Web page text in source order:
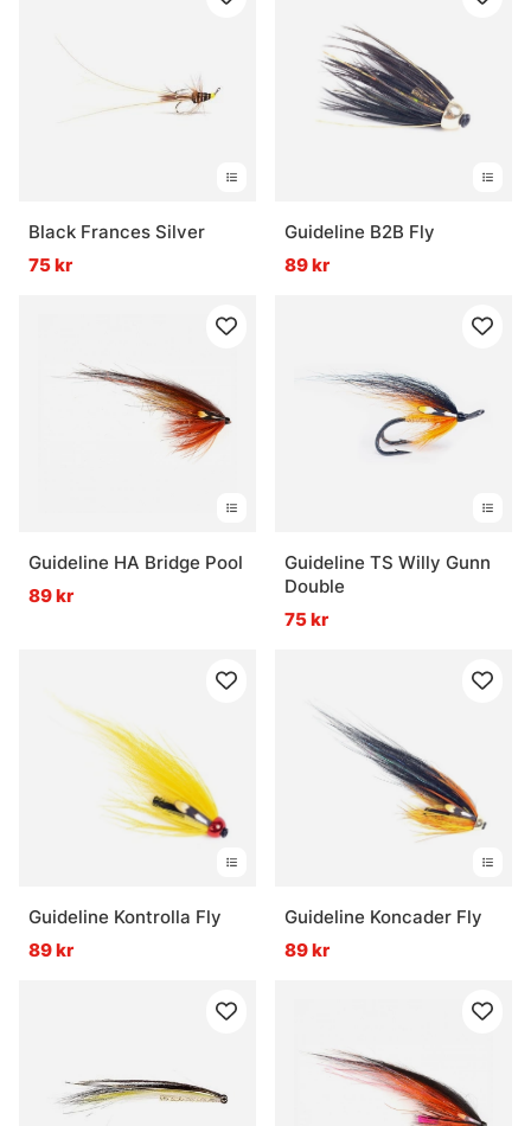
Black Frances Silver
75 kr
Guideline B2B Fly
89 kr
Guideline HA Bridge Pool
89 kr
Guideline TS Willy Gunn
Double
75 kr
Guideline Kontrolla Fly
89 kr
Guideline Koncader Fly
89 kr